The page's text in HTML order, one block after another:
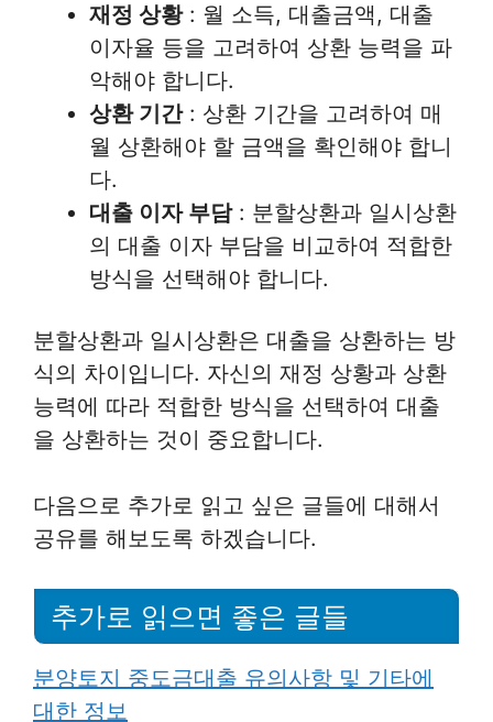
재정 상황: 월 소득, 대출금액, 대출
이자율 등을 고려하여 상환 능력을 파
악해야 합니다.
상환 기간: 상환 기간을 고려하여 매
월 상환해야 할 금액을 확인해야 합니
다.
대출 이자 부담: 분할상환과 일시상환
의 대출 이자 부담을 비교하여 적합한
방식을 선택해야 합니다.
분할상환과 일시상환은 대출을 상환하는 방
식의 차이입니다. 자신의 재정 상황과 상환
능력에 따라 적합한 방식을 선택하여 대출
을 상환하는 것이 중요합니다.
다음으로 추가로 읽고 싶은 글들에 대해서
공유를 해보도록 하겠습니다.
추가로 읽으면 좋은 글들
분양토지 중도금대출 유의사항 및 기타에
대한 정보